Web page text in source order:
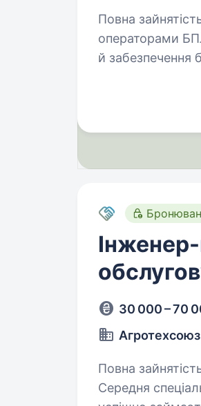
Повна зайнятість. 56 ОМПБр запрошує мотивованих захисників
операторами
й забезпечення
30 000 – 70
Агротехсоюз
Повна
Середня спеціальна освіта. Компанія